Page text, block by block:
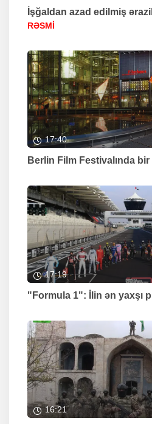
İşğaldan azad edilmiş
RƏSMİ
17:40
Berlin Film Festivalında
17:19
"Formula 1": İlin ən yaxşı
16:21